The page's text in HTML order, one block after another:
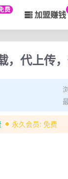
费 加盟赚钱
，代上传
永久会员: 免费